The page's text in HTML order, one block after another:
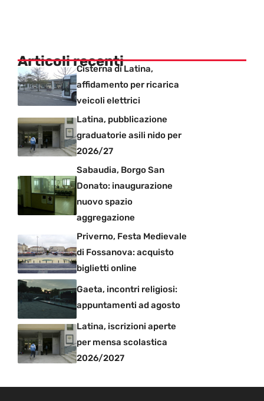
Articoli recenti
Cisterna di Latina,
affidamento per ricarica
veicoli elettrici
Latina, pubblicazione
graduatorie asili nido per
2026/27
Sabaudia, Borgo San
Donato: inaugurazione
nuovo spazio
aggregazione
Priverno, Festa Medievale
di Fossanova: acquisto
biglietti online
Gaeta, incontri religiosi:
appuntamenti ad agosto
Latina, iscrizioni aperte
per mensa scolastica
2026/2027